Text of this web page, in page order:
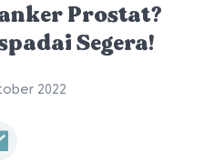
Prostat?
Segera!
2022